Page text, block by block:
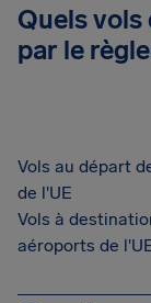
Quels
par le
Vols au départ
de l'UE
Vols à
aéroports de